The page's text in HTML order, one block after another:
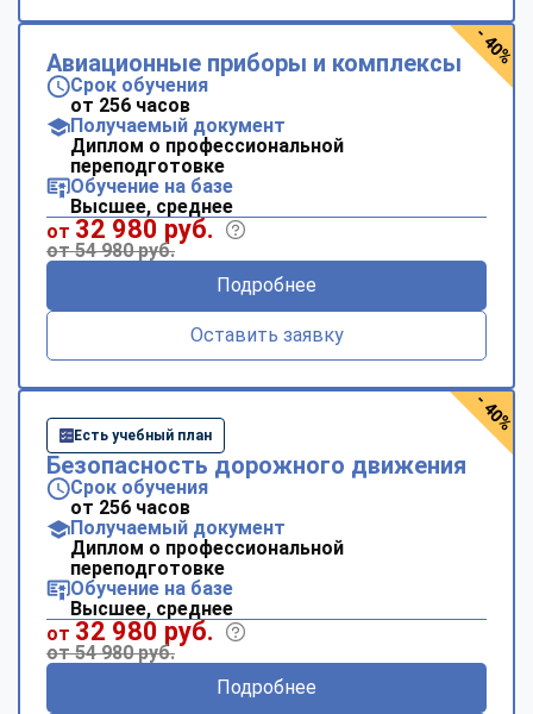
Авиационные приборы и комплексы
Срок обучения
от 256 часов
Получаемый документ
Диплом о профессиональной
переподготовке
Обучение на базе
Высшее, среднее
от 32 980 руб.
от 54 980 руб.
Подробнее
Оставить заявку
- 40%
Есть учебный план
Безопасность дорожного движения
Срок обучения
от 256 часов
Получаемый документ
Диплом о профессиональной
переподготовке
Обучение на базе
Высшее, среднее
от 32 980 руб.
от 54 980 руб.
Подробнее
- 40%